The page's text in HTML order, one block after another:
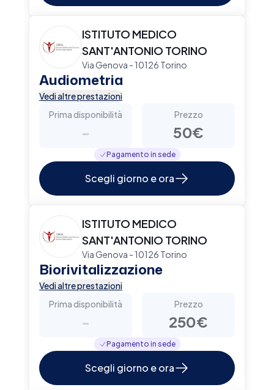
ISTITUTO MEDICO
SANT'ANTONIO TORINO
Via Genova - 10126 Torino
Audiometria
Vedi altre prestazioni
Prima disponibilità
-
Prezzo
50€
Pagamento in sede
Scegli giorno e ora
ISTITUTO MEDICO
SANT'ANTONIO TORINO
Via Genova - 10126 Torino
Biorivitalizzazione
Vedi altre prestazioni
Prima disponibilità
-
Prezzo
250€
Pagamento in sede
Scegli giorno e ora